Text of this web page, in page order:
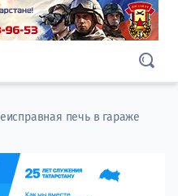
печь в гараже